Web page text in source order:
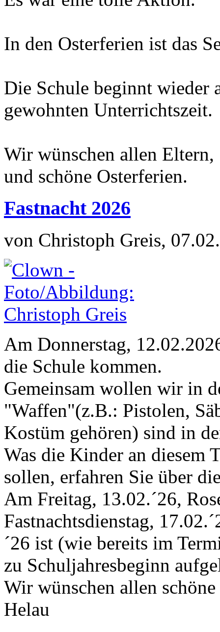
In den Osterferien ist das
Die Schule beginnt wieder
gewohnten Unterrichtszeit.
Wir wünschen allen
und schöne Osterferien.
Fastnacht 2026
von Christoph Greis,
Am Donnerstag,
die Schule kommen.
Gemeinsam wollen wir in
"Waffen"(z.B.: Pistolen,
Kostüm gehören) sind in
Was die Kinder an diesem
sollen, erfahren Sie über
Am Freitag, 13.02.´26,
Fastnachtsdienstag,
´26 ist (wie bereits im
zu Schuljahresbeginn
Wir wünschen allen schöne
Helau